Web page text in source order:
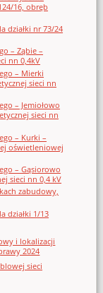
16, obręb
działki nr 73/24
– Ząbie –
nn 0,4kV
– Mierki
sieci nn
– Jemiołowo
sieci nn
– Kurki –
oświetleniowej
– Gąsiorowo
sieci nn 0,4 kV
zabudowy,
działki 1/13
i lokalizacji
2024
sieci